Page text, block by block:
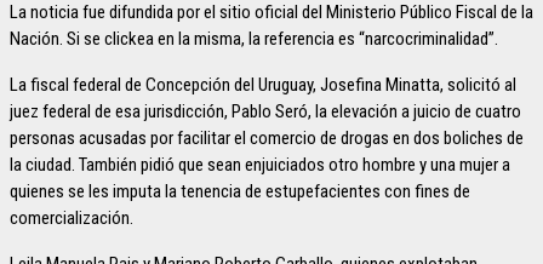
La noticia fue difundida por el sitio oficial del Ministerio Público Fiscal de la
Nación. Si se clickea en la misma, la referencia es “narcocriminalidad”.
La fiscal federal de Concepción del Uruguay, Josefina Minatta, solicitó al
juez federal de esa jurisdicción, Pablo Seró, la elevación a juicio de cuatro
personas acusadas por facilitar el comercio de drogas en dos boliches de
la ciudad. También pidió que sean enjuiciados otro hombre y una mujer a
quienes se les imputa la tenencia de estupefacientes con fines de
comercialización.